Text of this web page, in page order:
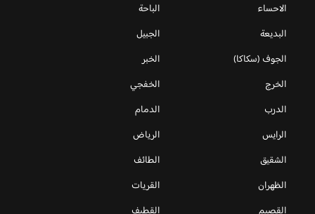
الاحساء
الباحة
البديعة
الجبيل
الجوف (سكاكا)
الخبر
الخرج
الخفجي
الدرب
الدمام
الرايس
الرياض
الشقيق
الطائف
الظهران
القريات